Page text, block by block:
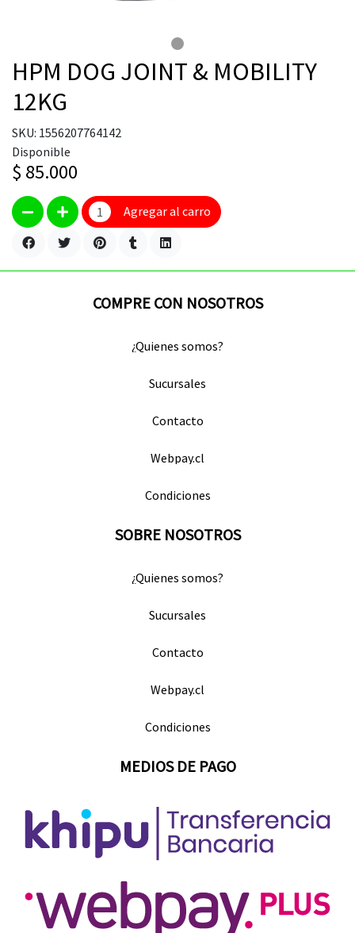
HPM DOG JOINT & MOBILITY
12KG
SKU: 1556207764142
Disponible
$ 85.000
Agregar al carro
COMPRE CON NOSOTROS
¿Quienes somos?
Sucursales
Contacto
Webpay.cl
Condiciones
SOBRE NOSOTROS
¿Quienes somos?
Sucursales
Contacto
Webpay.cl
Condiciones
MEDIOS DE PAGO